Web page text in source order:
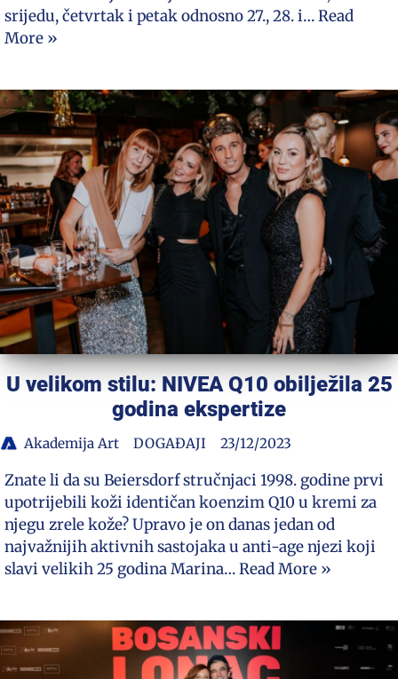
srijedu, četvrtak i petak odnosno 27., 28. i…Read
More »
U velikom stilu: NIVEA Q10 obilježila 25
godina ekspertize
Akademija Art DOGAĐAJI 23/12/2023
Znate li da su Beiersdorf stručnjaci 1998. godine prvi
upotrijebili koži identičan koenzim Q10 u kremi za
njegu zrele kože? Upravo je on danas jedan od
najvažnijih aktivnih sastojaka u anti-age njezi koji
slavi velikih 25 godina Marina…Read More »